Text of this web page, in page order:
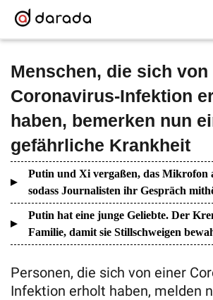
Menschen, die sich von
Coronavirus-Infektion
haben, bemerken nun
gefährliche Krankheit
Putin und Xi vergaßen, das Mikrofon
sodass Journalisten ihr Gespräch
Putin hat eine junge Geliebte. Der
Familie, damit sie Stillschweigen
Personen, die sich von einer
Infektion erholt haben, melden